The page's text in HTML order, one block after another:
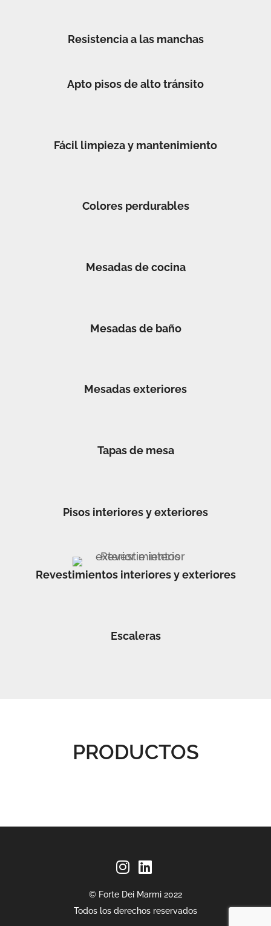
Resistencia a las manchas
Apto pisos de alto tránsito
Fácil limpieza y mantenimiento
Colores perdurables
Mesadas de cocina
Mesadas de baño
Mesadas exteriores
Tapas de mesa
Pisos interiores y exteriores
Revestimientos interiores y exteriores
Escaleras
PRODUCTOS
© Forte Dei Marmi 2022
Todos los derechos reservados